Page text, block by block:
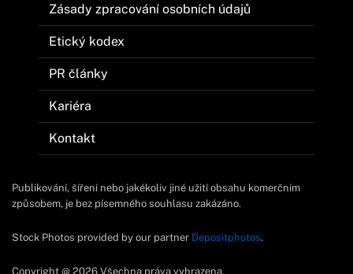
Zásady zpracování osobních údajů
Etický kodex
PR články
Kariéra
Kontakt
Publikování, šíření nebo jakékoliv jiné užití obsahu komerčním
způsobem, je bez písemného souhlasu zakázáno.
Stock Photos provided by our partner Depositphotos.
Copyright @ 2026 Všechna práva vyhrazena.